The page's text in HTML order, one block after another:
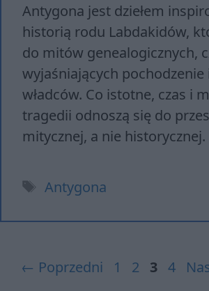
Antygona jest dziełem
historią rodu Labdakidów,
do mitów genealogicznych,
wyjaśniających pochodzenie
władców. Co istotne, czas i
tragedii odnoszą się do
mitycznej, a nie historycznej.
Tagi
Antygona
← Poprzedni Strona
1 Strona
2 Strona
3 Strona
4